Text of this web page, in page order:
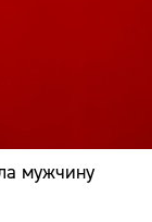
мужчину